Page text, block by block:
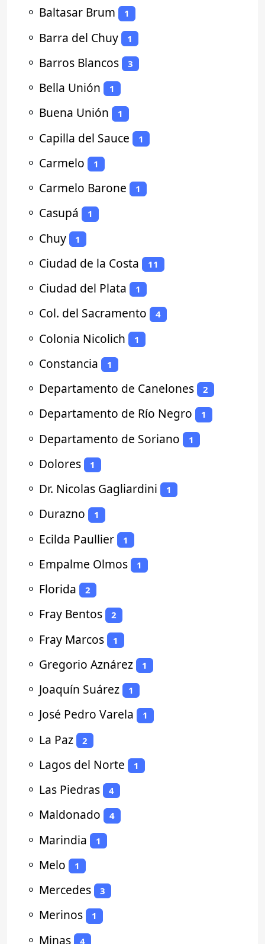
⚬ Baltasar Brum 1
⚬ Barra del Chuy 1
⚬ Barros Blancos 3
⚬ Bella Unión 1
⚬ Buena Unión 1
⚬ Capilla del Sauce 1
⚬ Carmelo 1
⚬ Carmelo Barone 1
⚬ Casupá 1
⚬ Chuy 1
⚬ Ciudad de la Costa 11
⚬ Ciudad del Plata 1
⚬ Col. del Sacramento 4
⚬ Colonia Nicolich 1
⚬ Constancia 1
⚬ Departamento de Canelones 2
⚬ Departamento de Río Negro 1
⚬ Departamento de Soriano 1
⚬ Dolores 1
⚬ Dr. Nicolas Gagliardini 1
⚬ Durazno 1
⚬ Ecilda Paullier 1
⚬ Empalme Olmos 1
⚬ Florida 2
⚬ Fray Bentos 2
⚬ Fray Marcos 1
⚬ Gregorio Aznárez 1
⚬ Joaquín Suárez 1
⚬ José Pedro Varela 1
⚬ La Paz 2
⚬ Lagos del Norte 1
⚬ Las Piedras 4
⚬ Maldonado 4
⚬ Marindia 1
⚬ Melo 1
⚬ Mercedes 3
⚬ Merinos 1
⚬ Minas 4